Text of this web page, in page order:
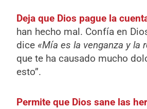
Deja que Dios pague la
han hecho mal. Confía en
dice «Mía es la venganza y la
que te ha causado mucho
esto”.
Permite que Dios sane las